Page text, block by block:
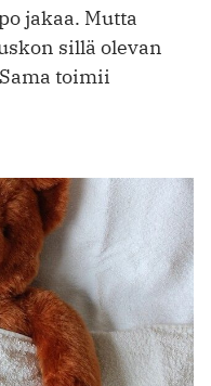
jakaa. Mutta
sillä olevan
toimii